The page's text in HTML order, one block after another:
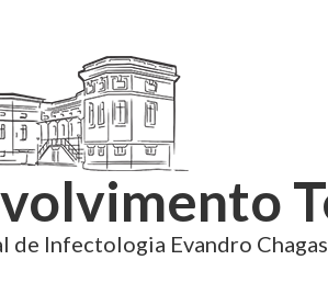
de Infectologia Evandro Chagas